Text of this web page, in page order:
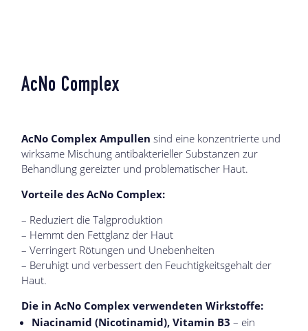
AcNo Complex
AcNo Complex Ampullen sind eine konzentrierte und
wirksame Mischung antibakterieller Substanzen zur
Behandlung gereizter und problematischer Haut.
Vorteile des AcNo Complex:
– Reduziert die Talgproduktion
– Hemmt den Fettglanz der Haut
– Verringert Rötungen und Unebenheiten
– Beruhigt und verbessert den Feuchtigkeitsgehalt der
Haut.
Die in AcNo Complex verwendeten Wirkstoffe:
Niacinamid (Nicotinamid), Vitamin B3 – ein